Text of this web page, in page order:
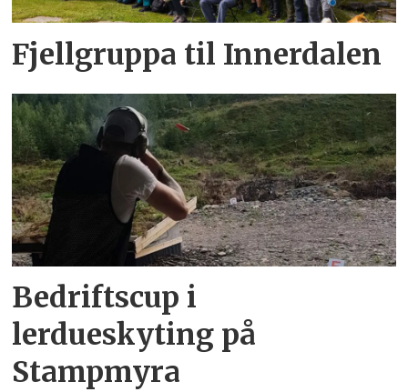
Fjellgruppa til Innerdalen
Bedriftscup i
lerdueskyting på
Stampmyra